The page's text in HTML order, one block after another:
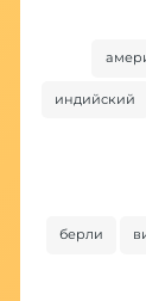
индийский
берли